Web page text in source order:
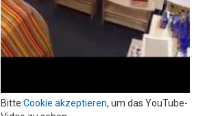
Bitte Cookie akzeptieren, um das YouTube-